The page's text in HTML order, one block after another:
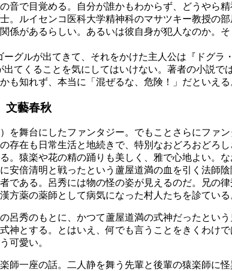
音で目覚める。自分が誰かもわからず、どうやら
。ルイセンコ医科大学精神科のマサツキー教授の
係があるらしい。あるいは彼自身が犯人なのか。
グルが出てきて、それをかけた主人公は『ドグ
てくることを気にしてはいけない。著者の小説
も知れず、本当に「混ぜるな、危険！」だといえる
文藝春秋
を舞台にしたファンタジー。でもことさらにファ
存在も日常生活と地続きで、特別なおどろおどろ
。猿楽や花の精の踊りも美しく、雅で心地よい。
安倍清明と戦ったという蘆屋道満の血を引く法師
である。呂秀には物の怪の姿が見えるのだ。兄の
方薬の薬師として病気になった村人たちを診てい
呂秀のもとに、かつて蘆屋道満の式神だったとい
神とする。とはいえ、何でも言うことをきくわけ
可愛い。
師一座の話。二人静を舞う先輩と後輩の猿楽師に